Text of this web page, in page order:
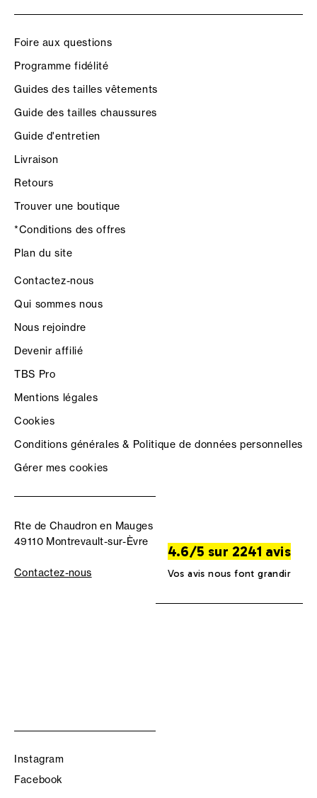
Foire aux questions
Programme fidélité
Guides des tailles vêtements
Guide des tailles chaussures
Guide d'entretien
Livraison
Retours
Trouver une boutique
*Conditions des offres
Plan du site
Contactez-nous
Qui sommes nous
Nous rejoindre
Devenir affilié
TBS Pro
Mentions légales
Cookies
Conditions générales & Politique de données personnelles
Gérer mes cookies
Rte de Chaudron en Mauges
49110 Montrevault-sur-Èvre
Contactez-nous
4.6/5 sur 2241 avis
Vos avis nous font grandir
Instagram
Facebook